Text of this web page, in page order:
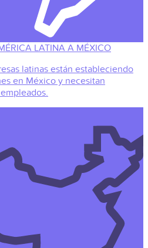
LATINA A MÉXICO
latinas están estableciendo
en México y necesitan